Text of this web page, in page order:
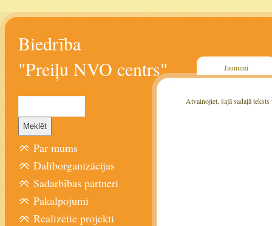
Biedrība
"Preiļu NVO centrs"
Jaunumi
Atvainojiet, šajā sadaļā
Par mums
Dalīborganizācijas
Sadarbības partneri
Pakalpojumi
Realizētie projekti